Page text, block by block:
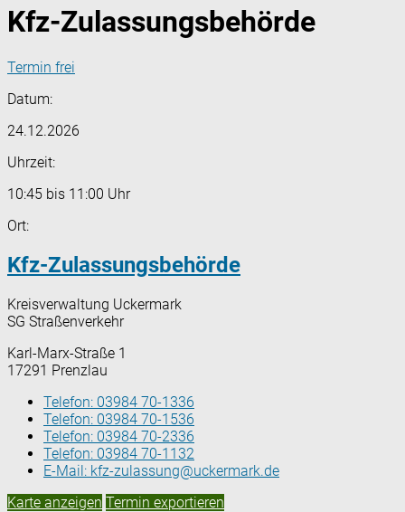
Kfz-Zulassungsbehörde
Termin frei
Datum:
24.12.2026
Uhrzeit:
10:45 bis 11:00 Uhr
Ort:
Kfz-Zulassungsbehörde
Kreisverwaltung Uckermark
SG Straßenverkehr
Karl-Marx-Straße 1
17291 Prenzlau
Telefon: 03984 70-1336
Telefon: 03984 70-1536
Telefon: 03984 70-2336
Telefon: 03984 70-1132
E-Mail: kfz-zulassung@uckermark.de
Karte anzeigen Termin exportieren